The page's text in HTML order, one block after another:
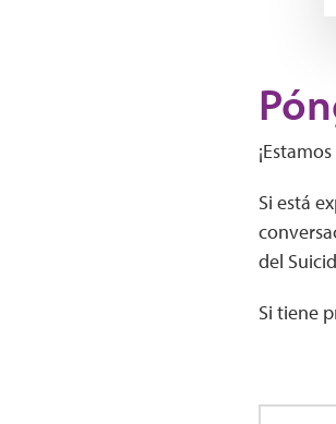
Si está
del
Si tiene